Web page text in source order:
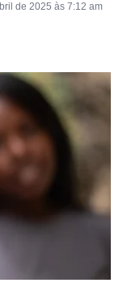
de 2025 às 7:12 am